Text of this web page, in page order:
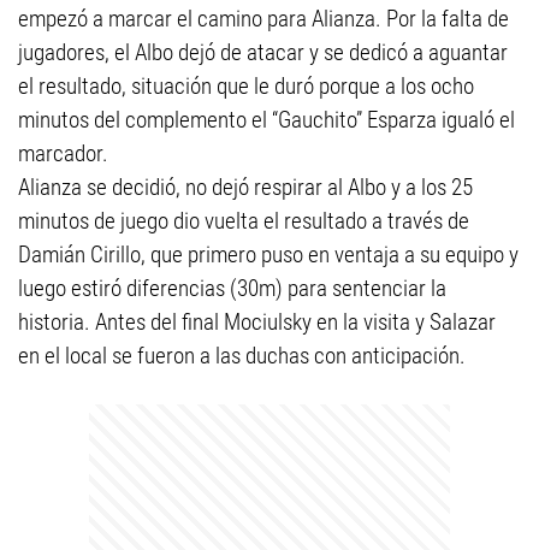
empezó a marcar el camino para Alianza. Por la falta de
jugadores, el Albo dejó de atacar y se dedicó a aguantar
el resultado, situación que le duró porque a los ocho
minutos del complemento el “Gauchito” Esparza igualó el
marcador.
Alianza se decidió, no dejó respirar al Albo y a los 25
minutos de juego dio vuelta el resultado a través de
Damián Cirillo, que primero puso en ventaja a su equipo y
luego estiró diferencias (30m) para sentenciar la
historia. Antes del final Mociulsky en la visita y Salazar
en el local se fueron a las duchas con anticipación.